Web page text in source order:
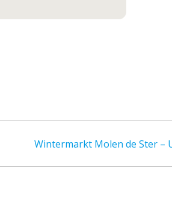
Wintermarkt Molen de Ster –